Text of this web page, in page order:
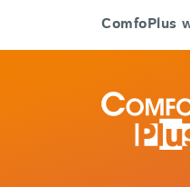
ComfoPlus
ComfoPlus
Homepagina